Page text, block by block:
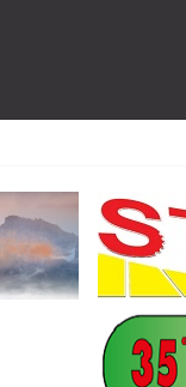
la migliore tra gli italiani
storia